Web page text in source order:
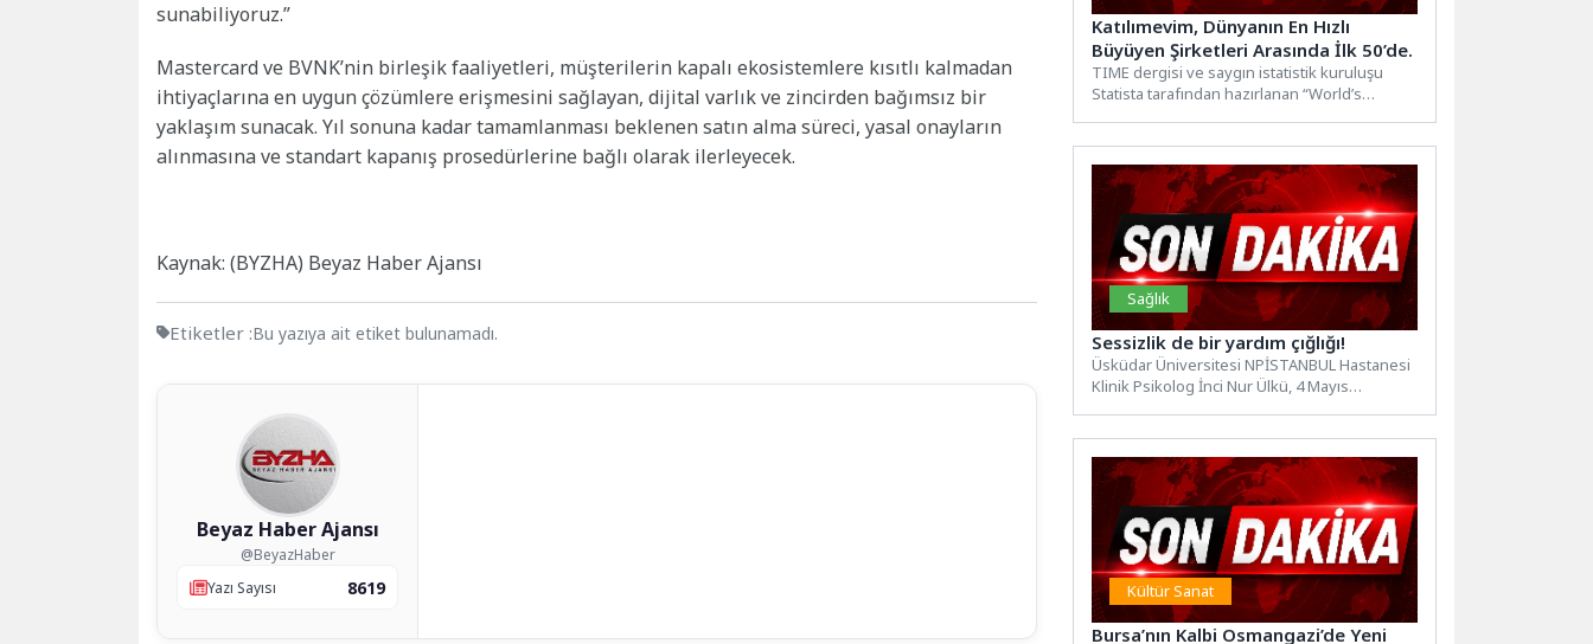
sunabiliyoruz.”
Mastercard ve BVNK’nin birleşik faaliyetleri, müşterilerin kapalı ekosistemlere kısıtlı kalmadan
ihtiyaçlarına en uygun çözümlere erişmesini sağlayan, dijital varlık ve zincirden bağımsız bir
yaklaşım sunacak. Yıl sonuna kadar tamamlanması beklenen satın alma süreci, yasal onayların
alınmasına ve standart kapanış prosedürlerine bağlı olarak ilerleyecek.
Kaynak: (BYZHA) Beyaz Haber Ajansı
Etiketler :Bu yazıya ait etiket bulunamadı.
Beyaz Haber Ajansı
@BeyazHaber
Yazı Sayısı
8619
Katılımevim, Dünyanın En Hızlı
Büyüyen Şirketleri Arasında İlk 50’de.
TIME dergisi ve saygın istatistik kuruluşu
Statista tarafından hazırlanan “World’s
Sağlık
Sessizlik de bir yardım çığlığı!
Üsküdar Üniversitesi NPİSTANBUL Hastanesi
Klinik Psikolog İnci Nur Ülkü, 4 Mayıs
Kültür Sanat
Bursa’nın Kalbi Osmangazi’de Yeni